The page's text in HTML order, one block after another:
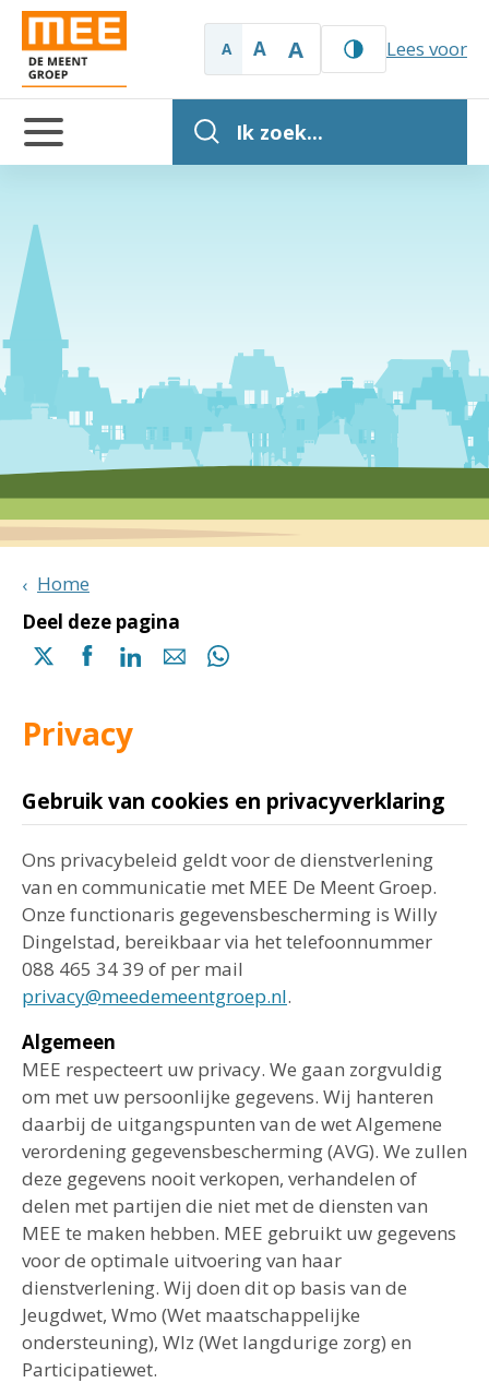
A A A Lees voor
Ik zoek...
Home
Deel deze pagina
Delen
(opent
in
nieuwe
pagina)
Delen
(opent
in
nieuwe
pagina)
Delen
(opent
in
nieuwe
pagina)
DelenDelen
nieuwe
pagina)
Privacy
Gebruik van cookies en privacyverklaring
Ons privacybeleid geldt voor de dienstverlening
van en communicatie met MEE De Meent Groep.
Onze functionaris gegevensbescherming is Willy
Dingelstad, bereikbaar via het telefoonnummer
088 465 34 39 of per mail
privacy@meedemeentgroep.nl.
Algemeen
MEE respecteert uw privacy. We gaan zorgvuldig
om met uw persoonlijke gegevens. Wij hanteren
daarbij de uitgangspunten van de wet Algemene
verordening gegevensbescherming (AVG). We zullen
deze gegevens nooit verkopen, verhandelen of
delen met partijen die niet met de diensten van
MEE te maken hebben. MEE gebruikt uw gegevens
voor de optimale uitvoering van haar
dienstverlening. Wij doen dit op basis van de
Jeugdwet, Wmo (Wet maatschappelijke
ondersteuning), Wlz (Wet langdurige zorg) en
Participatiewet.